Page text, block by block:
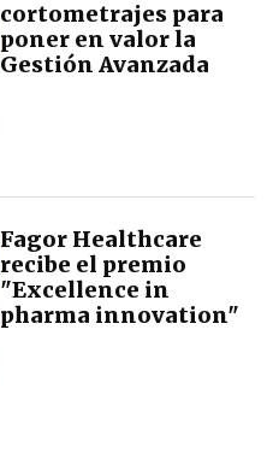
cortometrajes para
poner en valor la
Gestión Avanzada
Fagor Healthcare
recibe el premio
"Excellence in
pharma innovation"